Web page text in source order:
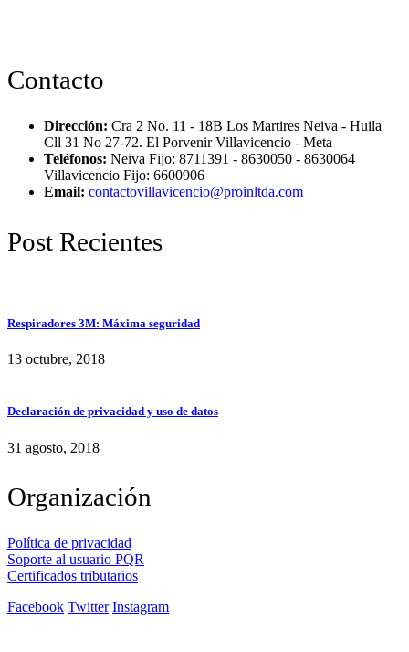
Contacto
Dirección: Cra 2 No. 11 - 18B Los Martires Neiva - Huila
Cll 31 No 27-72. El Porvenir Villavicencio - Meta
Teléfonos: Neiva Fijo: 8711391 - 8630050 - 8630064
Villavicencio Fijo: 6600906
Email: contactovillavicencio@proinltda.com
Post Recientes
Respiradores 3M: Máxima seguridad
13 octubre, 2018
Declaración de privacidad y uso de datos
31 agosto, 2018
Organización
Política de privacidad
Soporte al usuario PQR
Certificados tributarios
Facebook Twitter Instagram